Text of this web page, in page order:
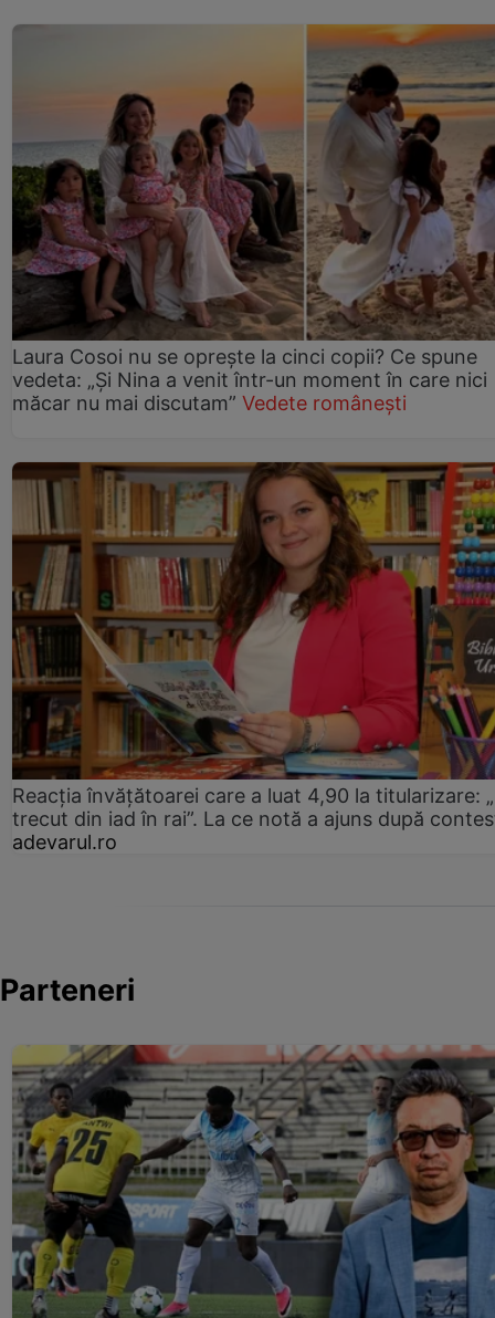
Laura Cosoi nu se oprește la cinci copii? Ce spune
vedeta: „Și Nina a venit într-un moment în care nici
măcar nu mai discutam” Vedete românești
Reacția învățătoarei care a luat 4,90 la titularizare:
trecut din iad în rai”. La ce notă a ajuns după
adevarul.ro
Parteneri